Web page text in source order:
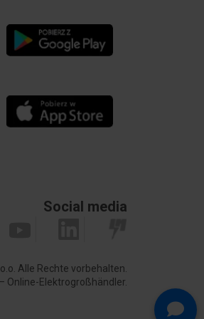
Social media
Alle Rechte vorbehalten.
Online-Elektrogroßhändler.